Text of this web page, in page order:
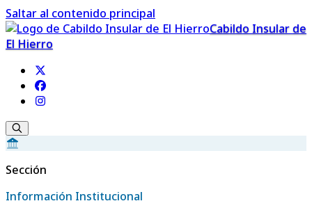
Saltar al contenido principal
Cabildo Insular de
El Hierro
Sección
Información Institucional